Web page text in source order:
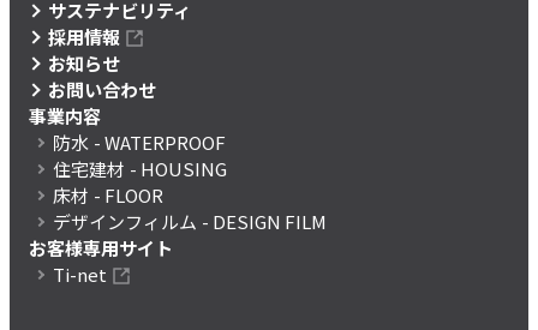
サステナビリティ
採用情報
お知らせ
お問い合わせ
事業内容
防水 - WATERPROOF
住宅建材 - HOUSING
床材 - FLOOR
デザインフィルム - DESIGN FILM
お客様専用サイト
Ti-net